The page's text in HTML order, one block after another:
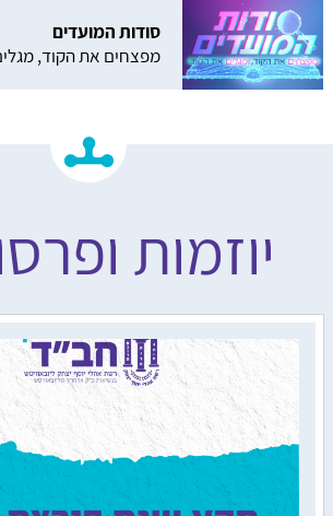
סודות המועדים
מפצחים את הקוד,
יוזמות